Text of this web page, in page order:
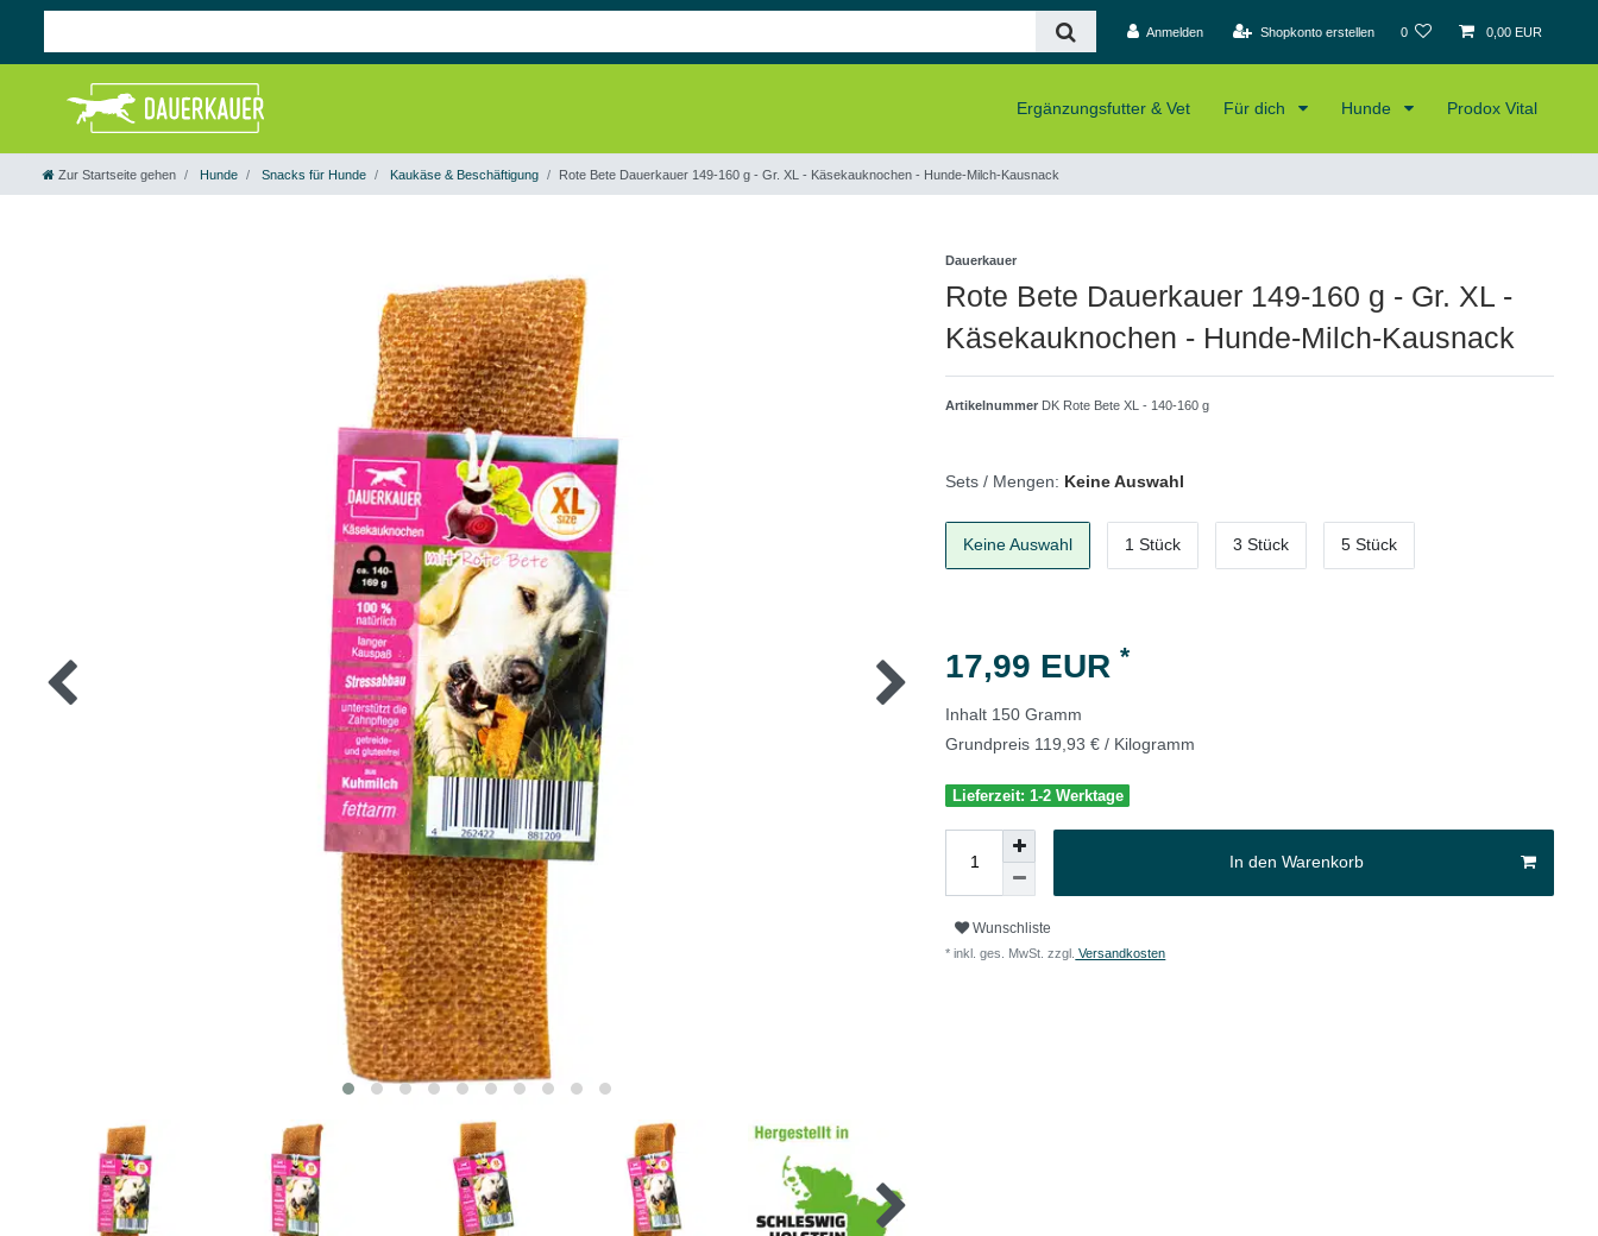
Anmelden Shopkonto erstellen 0 0,00 EUR
Ergänzungsfutter & Vet Für dich Hunde Prodox Vital
Zur Startseite gehen Hunde Snacks für Hunde Kaukäse & Beschäftigung Rote Bete Dauerkauer 149-160 g - Gr. XL - Käsekauknochen - Hunde-Milch-Kausnack
Dauerkauer
Rote Bete Dauerkauer 149-160 g - Gr. XL -
Käsekauknochen - Hunde-Milch-Kausnack
Artikelnummer DK Rote Bete XL - 140-160 g
Sets / Mengen: Keine Auswahl
Keine Auswahl 1 Stück 3 Stück 5 Stück
17,99 EUR*
Inhalt 150Gramm
Grundpreis 119,93 € / Kilogramm
Lieferzeit: 1-2 Werktage
In den Warenkorb
Wunschliste
* inkl. ges. MwSt. zzgl. Versandkosten